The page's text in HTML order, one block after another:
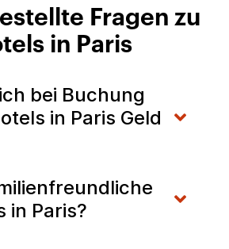
Fragen zu
in Paris
bei Buchung
in Paris Geld
in Paris?